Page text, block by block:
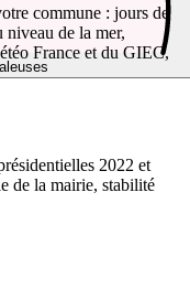
commune : jours de
niveau de la mer,
France et du GIEC,
2022 et
de la mairie, stabilité